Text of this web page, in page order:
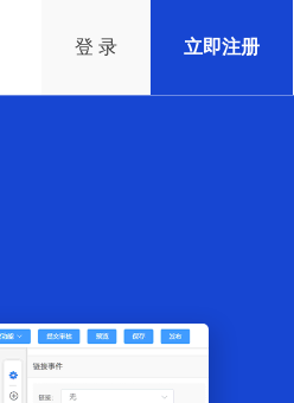
登 录 立即注册